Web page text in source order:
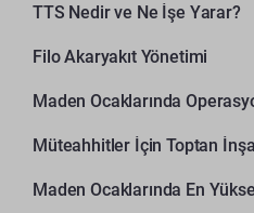
TTS Nedir ve Ne İşe Yarar?
Filo Akaryakıt Yönetimi